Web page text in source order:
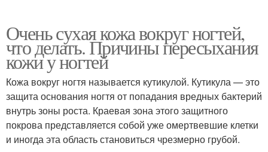
Очень сухая кожа вокруг ногтей,
что делать. Причины пересыхания
кожи у ногтей
Кожа вокруг ногтя называется кутикулой. Кутикула — это
защита основания ногтя от попадания вредных бактерий
внутрь зоны роста. Краевая зона этого защитного
покрова представляется собой уже омертвевшие клетки
и иногда эта область становиться чрезмерно грубой.